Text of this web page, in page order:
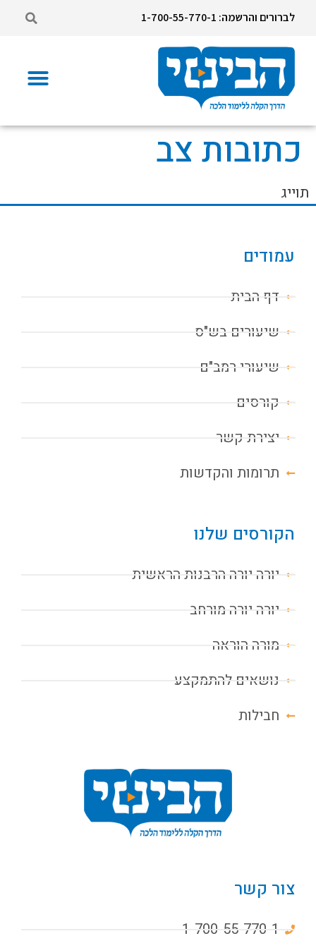
לברורים והרשמה: 1-700-55-770-1
כתובות צב
תוייג
עמודים
דף הבית
שיעורים בש"ס
שיעורי רמב"ם
קורסים
יצירת קשר
תרומות והקדשות
הקורסים שלנו
יורה יורה הרבנות הראשית
יורה יורה מורחב
מורה הוראה
נושאים להתמקצע
חבילות
צור קשר
1-700-55-770-1